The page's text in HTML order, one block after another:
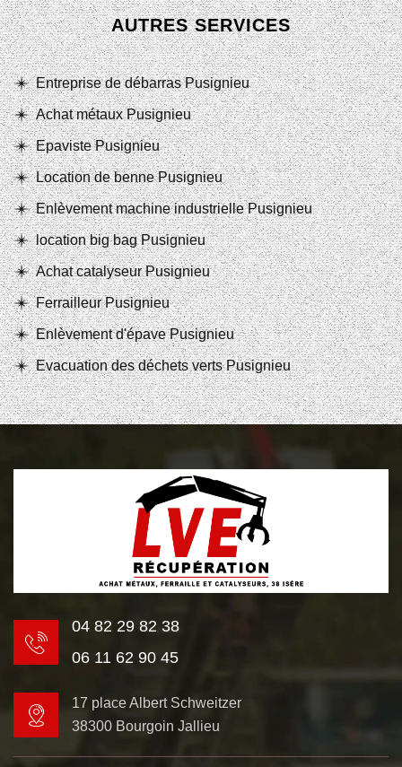
AUTRES SERVICES
Entreprise de débarras Pusignieu
Achat métaux Pusignieu
Epaviste Pusignieu
Location de benne Pusignieu
Enlèvement machine industrielle Pusignieu
location big bag Pusignieu
Achat catalyseur Pusignieu
Ferrailleur Pusignieu
Enlèvement d'épave Pusignieu
Evacuation des déchets verts Pusignieu
04 82 29 82 38
06 11 62 90 45
17 place Albert Schweitzer
38300 Bourgoin Jallieu